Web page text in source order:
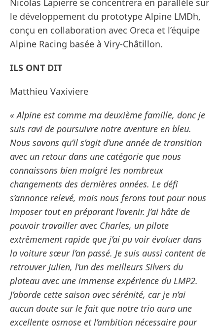
Nicolas Lapierre se concentrera en parallèle sur
le développement du prototype Alpine LMDh,
conçu en collaboration avec Oreca et l’équipe
Alpine Racing basée à Viry-Châtillon.
ILS ONT DIT
Matthieu Vaxiviere
« Alpine est comme ma deuxième famille, donc je
suis ravi de poursuivre notre aventure en bleu.
Nous savons qu’il s’agit d’une année de transition
avec un retour dans une catégorie que nous
connaissons bien malgré les nombreux
changements des dernières années. Le défi
s’annonce relevé, mais nous ferons tout pour nous
imposer tout en préparant l’avenir. J’ai hâte de
pouvoir travailler avec Charles, un pilote
extrêmement rapide que j’ai pu voir évoluer dans
la voiture sœur l’an passé. Je suis aussi content de
retrouver Julien, l’un des meilleurs Silvers du
plateau avec une immense expérience du LMP2.
J’aborde cette saison avec sérénité, car je n’ai
aucun doute sur le fait que notre trio aura une
excellente osmose et l’ambition nécessaire pour